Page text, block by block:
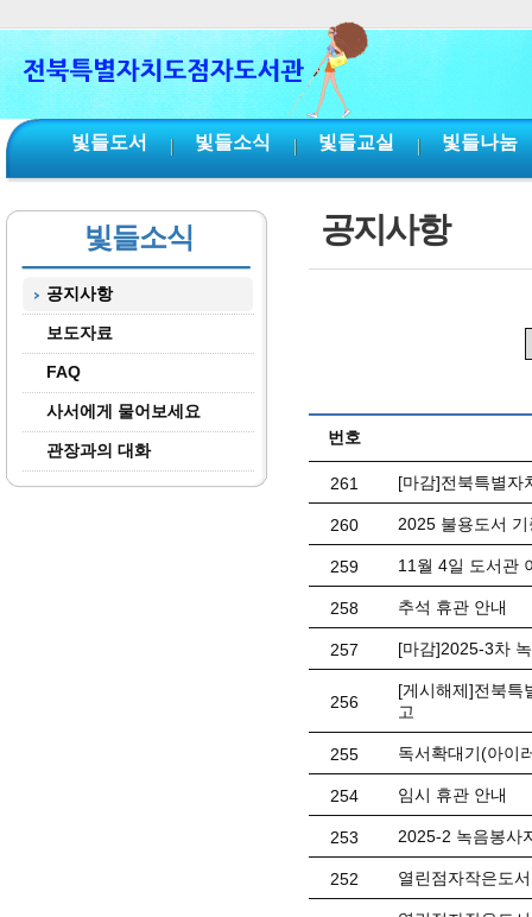
빛들도서 빛들소식 빛들교실 빛들나눔
빛들소식
공지사항
보도자료
FAQ
사서에게 물어보세요
관장과의 대화
공지사항
번호
261 [마감]전북특별자
260 2025 불용도서
259 11월 4일 도서관
258 추석 휴관 안내
257 [마감]2025-3차
256
[게시해제]전북특
고
255 독서확대기(아이
254 임시 휴관 안내
253 2025-2 녹음봉사
252 열린점자작은도